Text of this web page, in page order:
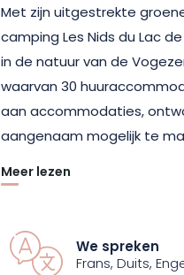
Met zijn uitgestrekte
camping Les Nids du Lac
in de natuur van de
waarvan 30
aan accommodaties,
aangenaam mogelijk te
Geniet van een vakantie
ongeveer 30 m² beschikt
met een groot
Meer lezen
We spreken
Frans, Duits,